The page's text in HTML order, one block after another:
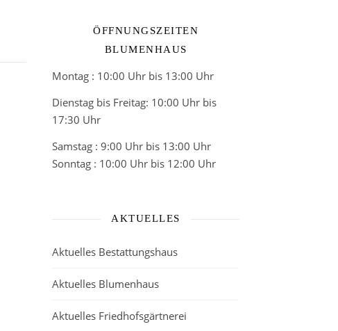
ÖFFNUNGSZEITEN
BLUMENHAUS
Montag : 10:00 Uhr bis 13:00 Uhr
Dienstag bis Freitag: 10:00 Uhr bis
17:30 Uhr
Samstag : 9:00 Uhr bis 13:00 Uhr
Sonntag : 10:00 Uhr bis 12:00 Uhr
AKTUELLES
Aktuelles Bestattungshaus
Aktuelles Blumenhaus
Aktuelles Friedhofsgärtnerei